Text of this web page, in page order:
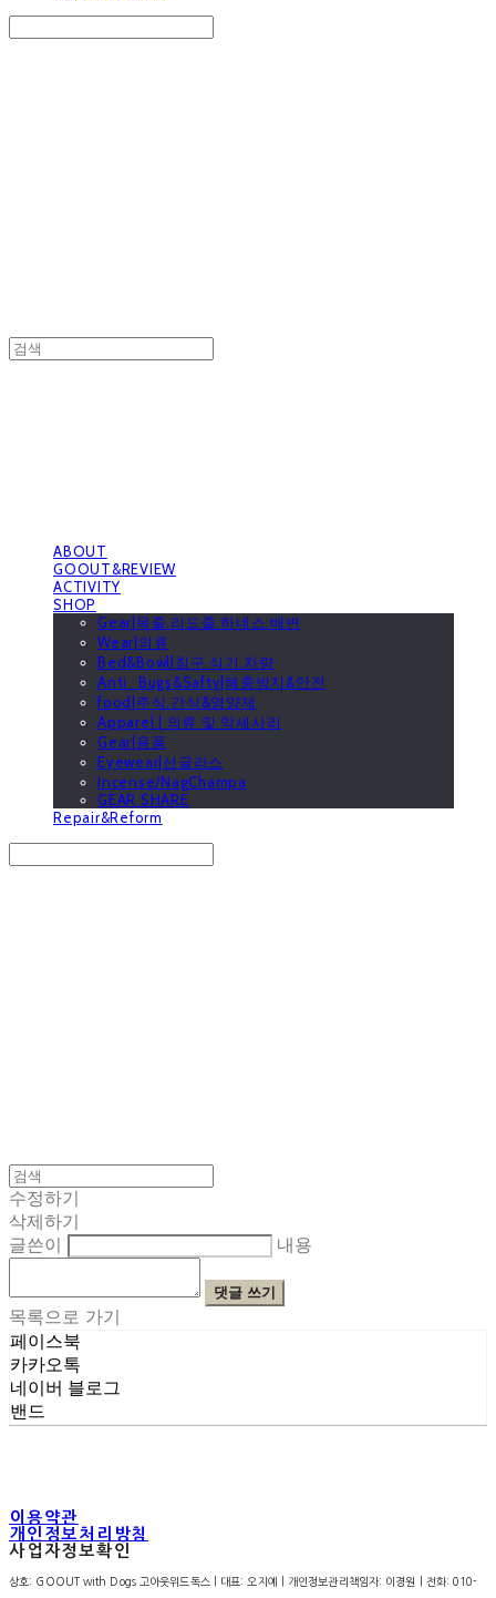
ABOUT
GOOUT&REVIEW
ACTIVITY
SHOP
Gear|목줄.리드줄.하네스.배변
Wear|의류
Bed&Bowl|침구.식기.차량
Anti_Bugs&Safty|해충방지&안전
food|주식.간식&영양제
Apparel | 의류 및 악세사리
Gear|용품
Eyewear|선글라스
Incense/NagChampa
GEAR SHARE
Repair&Reform
수정하기
삭제하기
글쓴이
내용
댓글 쓰기
목록으로 가기
페이스북
카카오톡
네이버 블로그
밴드
이용약관
개인정보처리방침
사업자정보확인
상호: GOOUT with Dogs 고아웃위드독스 | 대표: 오지예 | 개인정보관리책임자: 이경원 | 전화: 010-